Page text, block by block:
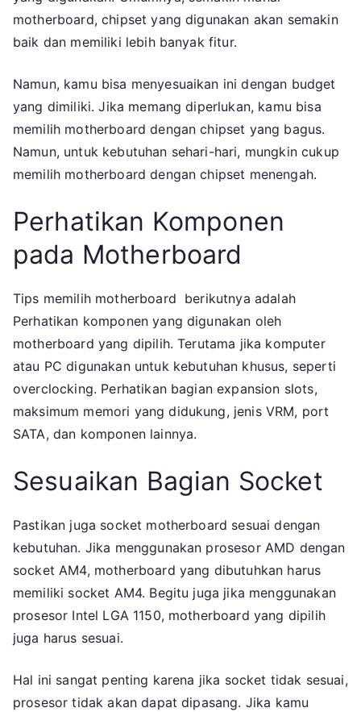
motherboard, chipset yang digunakan akan semakin
baik dan memiliki lebih banyak fitur.
Namun, kamu bisa menyesuaikan ini dengan budget
yang dimiliki. Jika memang diperlukan, kamu bisa
memilih motherboard dengan chipset yang bagus.
Namun, untuk kebutuhan sehari-hari, mungkin cukup
memilih motherboard dengan chipset menengah.
Perhatikan Komponen
pada Motherboard
Tips memilih motherboard berikutnya adalah
Perhatikan komponen yang digunakan oleh
motherboard yang dipilih. Terutama jika komputer
atau PC digunakan untuk kebutuhan khusus, seperti
overclocking. Perhatikan bagian expansion slots,
maksimum memori yang didukung, jenis VRM, port
SATA, dan komponen lainnya.
Sesuaikan Bagian Socket
Pastikan juga socket motherboard sesuai dengan
kebutuhan. Jika menggunakan prosesor AMD dengan
socket AM4, motherboard yang dibutuhkan harus
memiliki socket AM4. Begitu juga jika menggunakan
prosesor Intel LGA 1150, motherboard yang dipilih
juga harus sesuai.
Hal ini sangat penting karena jika socket tidak sesuai,
prosesor tidak akan dapat dipasang. Jika kamu